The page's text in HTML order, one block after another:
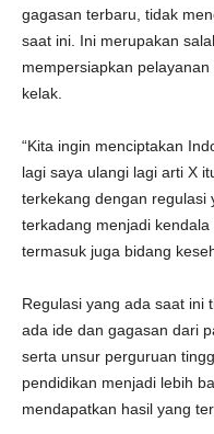
gagasan terbaru, tidak
saat ini. Ini merupakan
mempersiapkan
kelak.
“Kita ingin menciptakan
lagi saya ulangi lagi arti X
terkekang dengan regulasi
terkadang menjadi
termasuk juga bidang
Regulasi yang ada saat ini
ada ide dan gagasan dari
serta unsur perguruan
pendidikan menjadi lebih
mendapatkan hasil yang